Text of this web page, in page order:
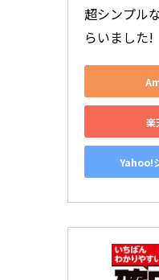
超シンプル
らいました!
楽
Yahoo!